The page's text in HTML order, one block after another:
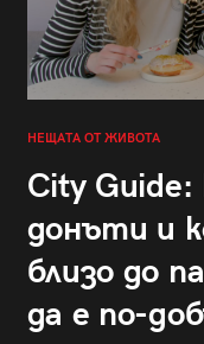
НЕЩАТА ОТ ЖИВОТА
City
донъти и
близо до
да е по-